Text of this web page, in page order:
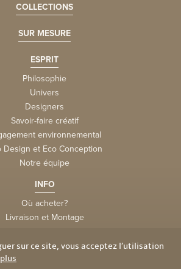
sur ce site, vous acceptez l’utilisation
COLLECTIONS
SUR MESURE
ESPRIT
Philosophie
Univers
Designers
Savoir-faire créatif
environnemental
Design et Eco Conception
Notre équipe
INFO
Où acheter?
Livraison et Montage
Vie privée et cookies